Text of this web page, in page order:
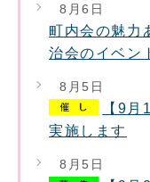
8月6日
町内会の魅力
治会のイベン
8月5日
【9
実施します
8月5日